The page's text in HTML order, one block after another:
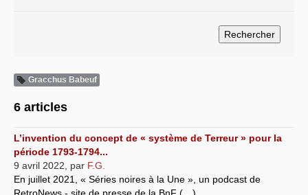
Gracchus Babeuf
6 articles
L’invention du concept de « système de Terreur » pour la
période 1793-1794...
9 avril 2022
par F.G.
En juillet 2021, « Séries noires à la Une », un podcast de
RetroNews - site de presse de la BnF (…)